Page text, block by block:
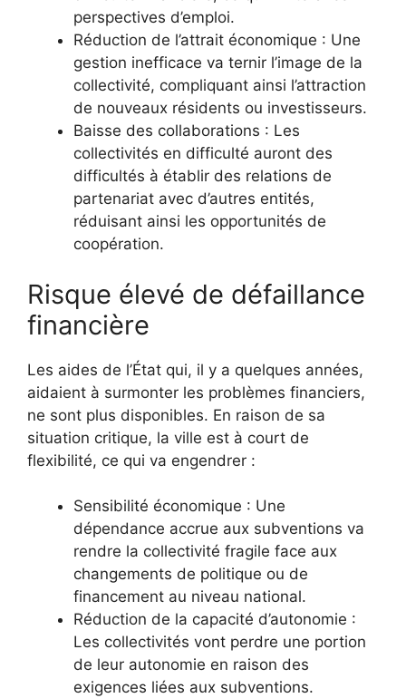
perspectives d’emploi.
Réduction de l’attrait économique : Une
gestion inefficace va ternir l’image de la
collectivité, compliquant ainsi l’attraction
de nouveaux résidents ou investisseurs.
Baisse des collaborations : Les
collectivités en difficulté auront des
difficultés à établir des relations de
partenariat avec d’autres entités,
réduisant ainsi les opportunités de
coopération.
Risque élevé de défaillance
financière
Les aides de l’État qui, il y a quelques années,
aidaient à surmonter les problèmes financiers,
ne sont plus disponibles. En raison de sa
situation critique, la ville est à court de
flexibilité, ce qui va engendrer :
Sensibilité économique : Une
dépendance accrue aux subventions va
rendre la collectivité fragile face aux
changements de politique ou de
financement au niveau national.
Réduction de la capacité d’autonomie :
Les collectivités vont perdre une portion
de leur autonomie en raison des
exigences liées aux subventions.